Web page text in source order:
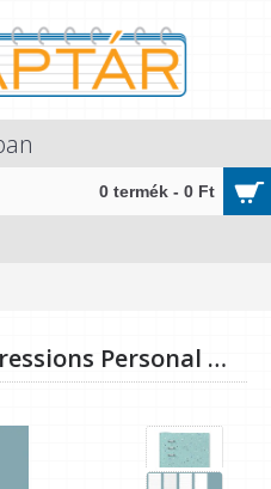
0 termék - 0 Ft
Filofax Clipbook Expressions Personal Menta